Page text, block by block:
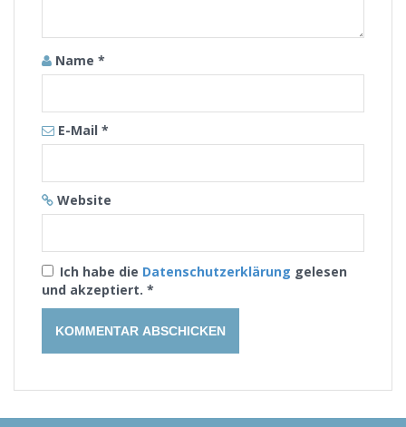
Name *
E-Mail *
Website
Ich habe die Datenschutzerklärung gelesen
und akzeptiert. *